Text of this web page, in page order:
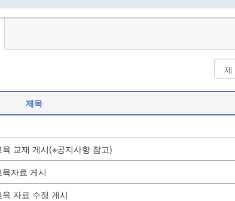
제목
교재 게시(※공지사항 참고)
자료 게시
자료 수정 게시